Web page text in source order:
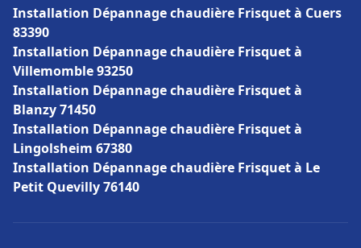
Installation Dépannage chaudière Frisquet à Cuers
83390
Installation Dépannage chaudière Frisquet à
Villemomble 93250
Installation Dépannage chaudière Frisquet à
Blanzy 71450
Installation Dépannage chaudière Frisquet à
Lingolsheim 67380
Installation Dépannage chaudière Frisquet à Le
Petit Quevilly 76140